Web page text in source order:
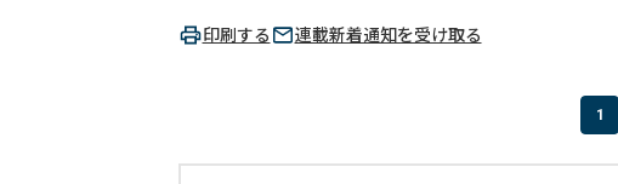
印刷する 連載新着通知を受け取る
1